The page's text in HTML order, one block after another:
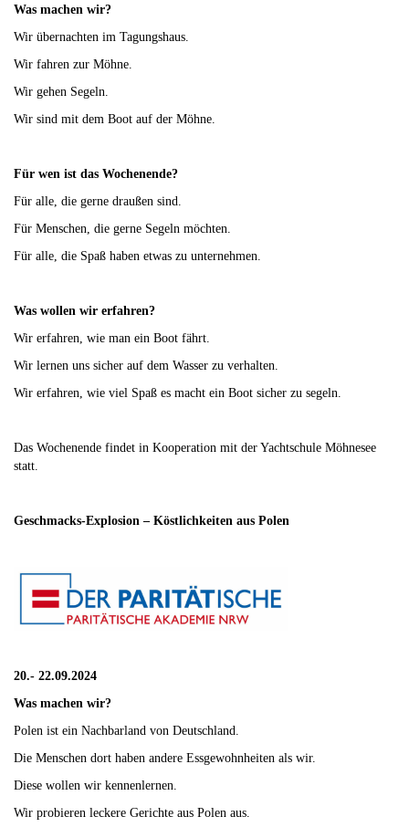
Was machen wir?
Wir übernachten im Tagungshaus.
Wir fahren zur Möhne.
Wir gehen Segeln.
Wir sind mit dem Boot auf der Möhne.
Für wen ist das Wochenende?
Für alle, die gerne draußen sind.
Für Menschen, die gerne Segeln möchten.
Für alle, die Spaß haben etwas zu unternehmen.
Was wollen wir erfahren?
Wir erfahren, wie man ein Boot fährt.
Wir lernen uns sicher auf dem Wasser zu verhalten.
Wir erfahren, wie viel Spaß es macht ein Boot sicher zu segeln.
Das Wochenende findet in Kooperation mit der Yachtschule Möhnesee
statt.
Geschmacks-Explosion – Köstlichkeiten aus Polen
20.- 22.09.2024
Was machen wir?
Polen ist ein Nachbarland von Deutschland.
Die Menschen dort haben andere Essgewohnheiten als wir.
Diese wollen wir kennenlernen.
Wir probieren leckere Gerichte aus Polen aus.